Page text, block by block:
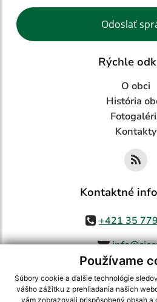
Používame
Súbory cookie a ďalšie technológie
vášho zážitku z prehliadania našich
vám zobrazovali prispôsobený obsah a
Google reCaptcha Response
Odoslať
Rýchle
O obci
História
Kontakty
Kontaktné
+421 35